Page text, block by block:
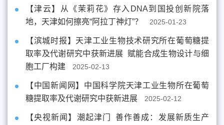
【津云】从《茉莉花》存入DNA到国投创新院落
地，天津如何擦亮“阿拉丁神灯”？
2025-01-23
【滨城时报】天津工业生物技术研究所在葡萄糖提
取率及代谢研究中获新进展 赋能合成生物设计与细
胞工厂构建
2025-02-13
【中国新闻网】中国科学院天津工业生物所在葡萄
糖提取率及代谢研究中获新进展
2025-02-12
【央视新闻】潮起津门 善作善成：发展新质生产